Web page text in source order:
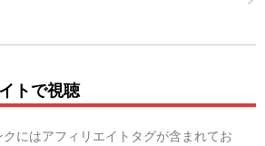
トで視聴
にはアフィリエイトタグが含まれてお